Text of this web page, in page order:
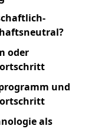
oder
und
als